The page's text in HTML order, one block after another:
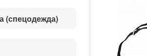
(спецодежда)